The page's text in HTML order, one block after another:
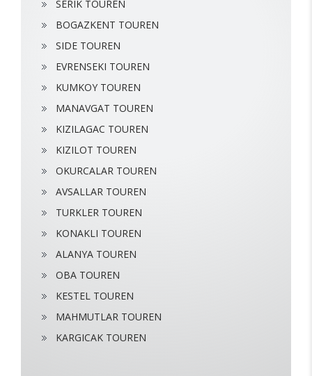
SERIK TOUREN
BOGAZKENT TOUREN
SIDE TOUREN
EVRENSEKI TOUREN
KUMKOY TOUREN
MANAVGAT TOUREN
KIZILAGAC TOUREN
KIZILOT TOUREN
OKURCALAR TOUREN
AVSALLAR TOUREN
TURKLER TOUREN
KONAKLI TOUREN
ALANYA TOUREN
OBA TOUREN
KESTEL TOUREN
MAHMUTLAR TOUREN
KARGICAK TOUREN